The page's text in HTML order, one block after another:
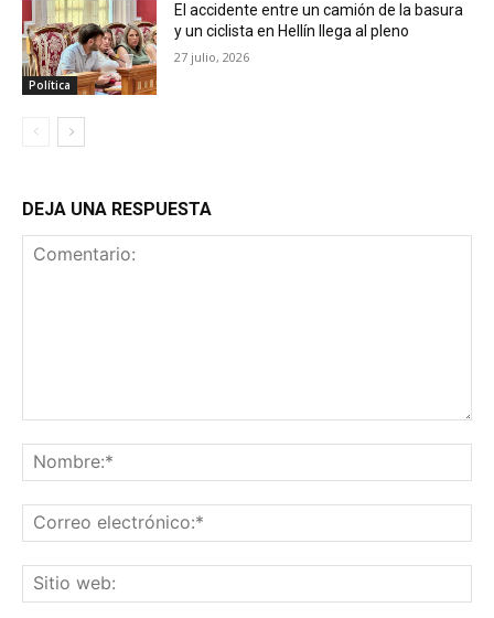
Política
El accidente entre un camión de la basura
y un ciclista en Hellín llega al pleno
27 julio, 2026
DEJA UNA RESPUESTA